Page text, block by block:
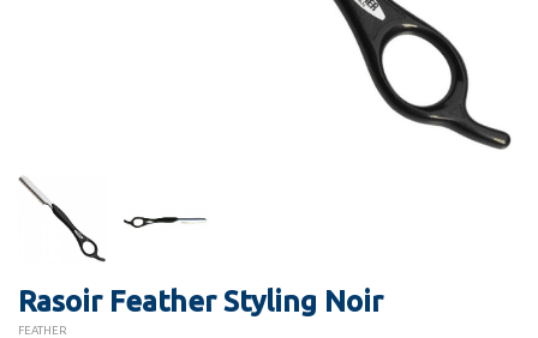
Rasoir Feather Styling Noir
FEATHER